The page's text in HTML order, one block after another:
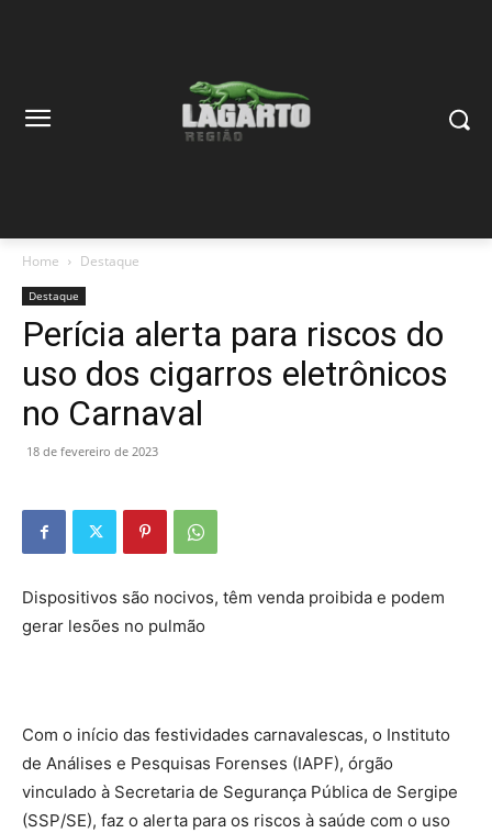
Home Destaque
Destaque
Perícia alerta para riscos do
uso dos cigarros eletrônicos
no Carnaval
18 de fevereiro de 2023
Dispositivos são nocivos, têm venda proibida e podem
gerar lesões no pulmão
Com o início das festividades carnavalescas, o Instituto
de Análises e Pesquisas Forenses (IAPF), órgão
vinculado à Secretaria de Segurança Pública de Sergipe
(SSP/SE), faz o alerta para os riscos à saúde com o uso